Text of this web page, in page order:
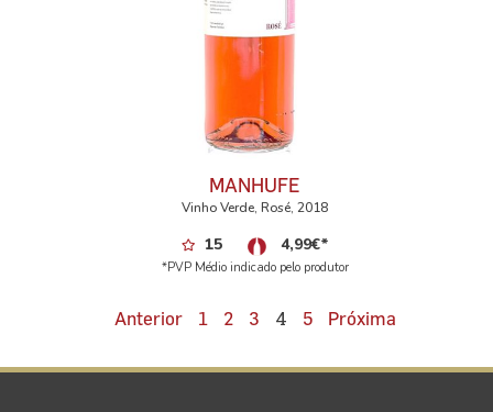
MANHUFE
Vinho Verde, Rosé, 2018
15 4,99€*
*PVP Médio indicado pelo produtor
Anterior 1 2 3 4 5 Próxima